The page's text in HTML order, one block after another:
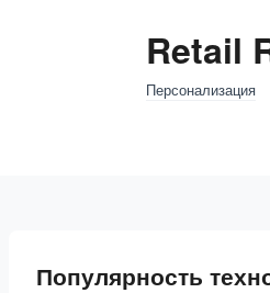
Retail
Персонализация
Популярность